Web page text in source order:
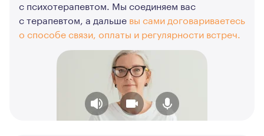
с психотерапевтом. Мы соединяем вас
с терапевтом, а дальше вы сами договариваетесь
о способе связи, оплаты и регулярности встреч.